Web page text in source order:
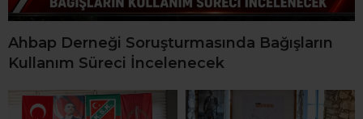
Ahbap Derneği Soruşturmasında Bağışların
Kullanım Süreci İncelenecek